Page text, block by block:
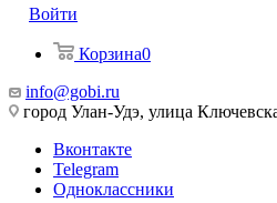
Войти
Корзина0
info@gobi.ru
город Улан-Удэ, улица
Вконтакте
Telegram
Одноклассники